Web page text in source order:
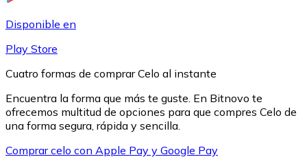
Disponible en
Play Store
Cuatro formas de comprar Celo al instante
Encuentra la forma que más te guste. En Bitnovo te
ofrecemos multitud de opciones para que compres Celo de
una forma segura, rápida y sencilla.
Comprar celo con Apple Pay y Google Pay